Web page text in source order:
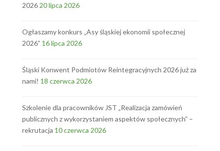
2026 20 lipca 2026
Ogłaszamy konkurs „Asy śląskiej ekonomii społecznej
2026” 16 lipca 2026
Śląski Konwent Podmiotów Reintegracyjnych 2026 już za
nami! 18 czerwca 2026
Szkolenie dla pracowników JST „Realizacja zamówień
publicznych z wykorzystaniem aspektów społecznych” –
rekrutacja 10 czerwca 2026